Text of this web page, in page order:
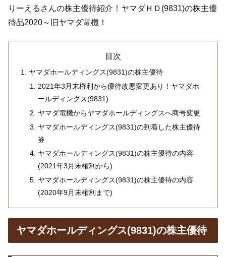
りーえるさんの株主優待紹介！ヤマダＨＤ(9831)の株主優
待品2020～旧ヤマダ電機！
目次
ヤマダホールディングス(9831)の株主優待
2021年3月末権利から優待改悪変更あり！ヤマダホ
ールディングス(9831)
ヤマダ電機からヤマダホールディングスへ商号変更
ヤマダホールディングス(9831)の到着した株主優待
券
ヤマダホールディングス(9831)の株主優待の内容
(2021年3月末権利から)
ヤマダホールディングス(9831)の株主優待の内容
(2020年9月末権利まで)
ヤマダホールディングス(9831)の株主優待